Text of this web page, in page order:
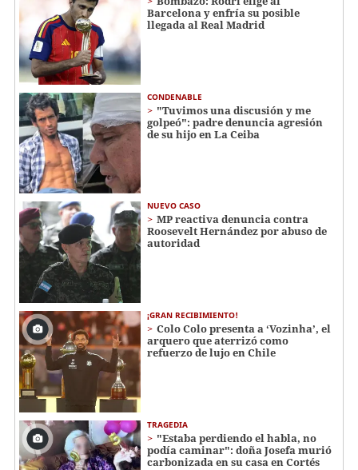
Barcelona y enfría su posible
llegada al Real Madrid
CONDENABLE
"Tuvimos una discusión y me
golpeó": padre denuncia agresión
de su hijo en La Ceiba
NUEVO CASO
MP reactiva denuncia contra
Roosevelt Hernández por abuso de
autoridad
¡GRAN RECIBIMIENTO!
Colo Colo presenta a ‘Vozinha’, el
arquero que aterrizó como
refuerzo de lujo en Chile
TRAGEDIA
"Estaba perdiendo el habla, no
podía caminar": doña Josefa murió
carbonizada en su casa en Cortés